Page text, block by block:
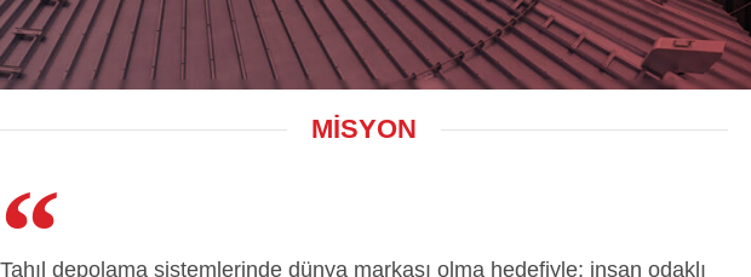
MİSYON
Tahıl depolama sistemlerinde dünya markası olma hedefiyle; insan odaklı